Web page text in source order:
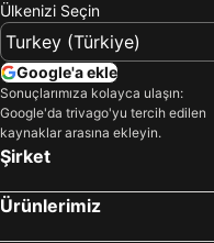
Ülkenizi Seçin
Google'a ekle
Sonuçlarımıza kolayca ulaşın:
Google'da trivago'yu tercih edilen
kaynaklar arasına ekleyin.
Şirket
Ürünlerimiz